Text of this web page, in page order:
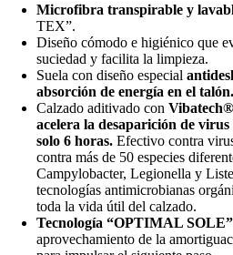
Microfibra transpirable y
TEX”.
Diseño cómodo e higiénico que
suciedad y facilita la limpieza.
Suela con diseño especial
absorción de energía en el talón.
Calzado aditivado con
acelera la desaparición de
solo 6 horas. Efectivo contra
contra más de 50 especies
Campylobacter, Legionella y
tecnologías antimicrobianas
toda la vida útil del calzado.
Tecnología “OPTIMAL SOLE”
aprovechamiento de la